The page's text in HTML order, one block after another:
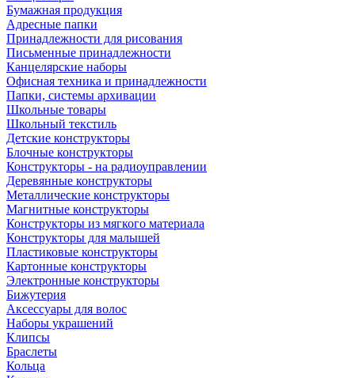
Бумажная продукция
Адресные папки
Принадлежности для рисования
Письменные принадлежности
Канцелярские наборы
Офисная техника и принадлежности
Папки, системы архивации
Школьные товары
Школьный текстиль
Детские конструкторы
Блочные конструкторы
Конструкторы - на радиоуправлении
Деревянные конструкторы
Металлические конструкторы
Магнитные конструкторы
Конструкторы из мягкого материала
Конструкторы для малышей
Пластиковые конструкторы
Картонные конструкторы
Электронные конструкторы
Бижутерия
Аксессуары для волос
Наборы украшений
Клипсы
Браслеты
Кольца